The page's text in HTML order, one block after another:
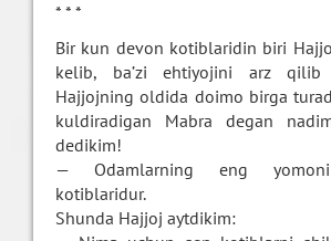
* * *
Bir kun devon kotiblaridin biri
kelib, ba’zi ehtiyojini arz
Hajjojning oldida doimo birga
kuldiradigan Mabra degan
dedikim!
— Odamlarning eng yomoni
kotiblaridur.
Shunda Hajjoj aytdikim: